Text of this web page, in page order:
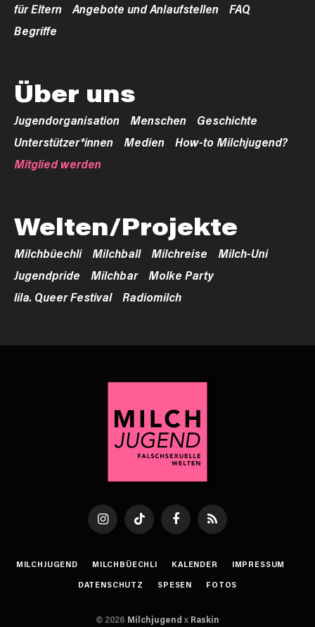
für Eltern
Angebote und Anlaufstellen
FAQ
Begriffe
Über uns
Jugendorganisation Menschen
Geschichte
Unterstützer*innen
Medien
How-to Milchjugend?
Mitglied werden
Welten/Projekte
Milchbüechli Milchball Milchreise
Milch-Uni
Jugendpride
Milchbar
Molke Party
lila. Queer Festival
Radiomilch
InstagramTikTok FacebookRSS
MILCHJUGEND MILCHBÜECHLI KALENDER
IMPRESSUM
DATENSCHUTZ
SPESEN FOTOS
© 2026 Milchjugend x Raskin